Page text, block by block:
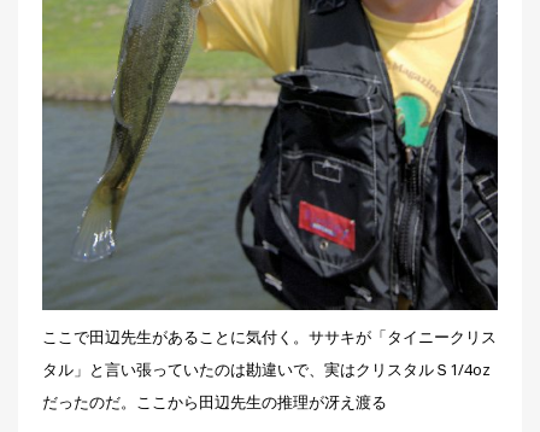
ここで田辺先生があることに気付く。ササキが「タイニークリス
タル」と言い張っていたのは勘違いで、実はクリスタルＳ1/4oz
だったのだ。ここから田辺先生の推理が冴え渡る